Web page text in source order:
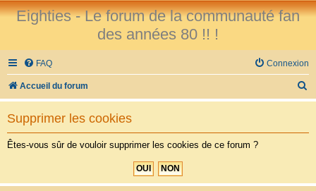
Eighties - Le forum de la communauté fan
des années 80 !! !
FAQ Connexion
Accueil du forum
e
Supprimer les cookies
Êtes-vous sûr de vouloir supprimer les cookies de ce forum ?